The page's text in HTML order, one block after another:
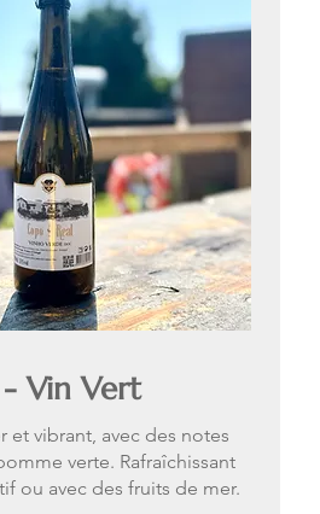
Vin Vert
et vibrant, avec des notes
verte. Rafraîchissant
ou avec des fruits de mer.